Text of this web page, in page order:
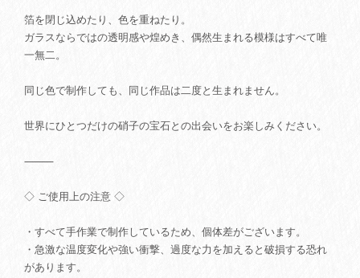
箔を閉じ込めたり、色を重ねたり。
ガラスならではの透明感や煌めき、偶然生まれる模様はすべて唯
一無二。
同じ色で制作しても、同じ作品は二度と生まれません。
世界にひとつだけの硝子の宝石との出会いをお楽しみください。
⸻
◇ ご使用上の注意 ◇
・すべて手作業で制作しているため、個体差がございます。
・急激な温度変化や強い衝撃、過度な力を加えると破損する恐れ
があります。